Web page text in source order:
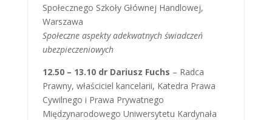
Społecznego Szkoły Głównej Handlowej,
Warszawa
Społeczne aspekty adekwatnych świadczeń
ubezpieczeniowych
12.50 – 13.10 dr Dariusz Fuchs – Radca
Prawny, właściciel kancelarii, Katedra Prawa
Cywilnego i Prawa Prywatnego
Międzynarodowego Uniwersytetu Kardynała